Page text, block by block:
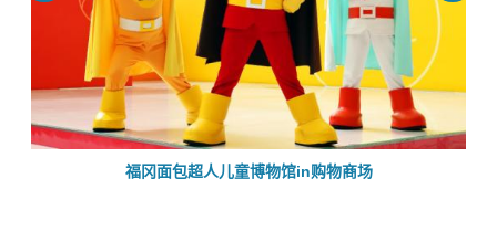
福冈面包超人儿童博物馆in购物商场